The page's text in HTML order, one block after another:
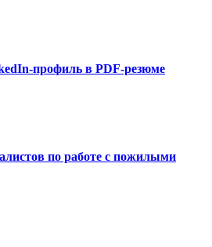
профиль в PDF-резюме
по работе с пожилыми